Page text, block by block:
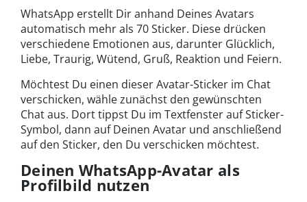
WhatsApp erstellt Dir anhand Deines Avatars
automatisch mehr als 70 Sticker. Diese drücken
verschiedene Emotionen aus, darunter Glücklich,
Liebe, Traurig, Wütend, Gruß, Reaktion und Feiern.
Möchtest Du einen dieser Avatar-Sticker im Chat
verschicken, wähle zunächst den gewünschten
Chat aus. Dort tippst Du im Textfenster auf Sticker-
Symbol, dann auf Deinen Avatar und anschließend
auf den Sticker, den Du verschicken möchtest.
Deinen WhatsApp-Avatar als
Profilbild nutzen